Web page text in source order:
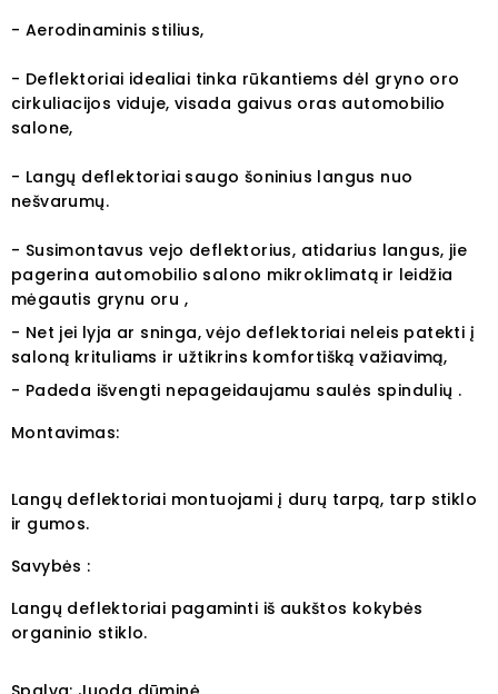
- Aerodinaminis stilius,
- Deflektoriai idealiai tinka rūkantiems dėl gryno oro
cirkuliacijos viduje, visada gaivus oras automobilio
salone,
- Langų deflektoriai saugo šoninius langus nuo
nešvarumų.
- Susimontavus vejo deflektorius, atidarius langus, jie
pagerina automobilio salono mikroklimatą ir leidžia
mėgautis grynu oru ,
- Net jei lyja ar sninga, vėjo deflektoriai neleis patekti į
saloną krituliams ir užtikrins komfortišką važiavimą,
- Padeda išvengti nepageidaujamu saulės spindulių .
Montavimas:
Langų deflektoriai montuojami į durų tarpą, tarp stiklo
ir gumos.
Savybės :
Langų deflektoriai pagaminti iš aukštos kokybės
organinio stiklo.